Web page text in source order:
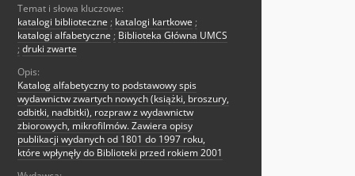
Temat i słowa kluczowe:
katalogi biblioteczne ; katalogi kartkowe ;
katalogi alfabetyczne ; Biblioteka Główna UMCS
; druki zwarte
Opis:
Katalog alfabetyczny to podstawowy spis
wydawnictw zwartych nowych (książki, broszury,
odbitki, nadbitki), rozpraw z wydawnictw
zbiorowych, mikrofilmów. Zawiera opisy
publikacji wydanych od 1801 do 1997 roku,
które wpłynęły do Biblioteki przed rokiem 2001